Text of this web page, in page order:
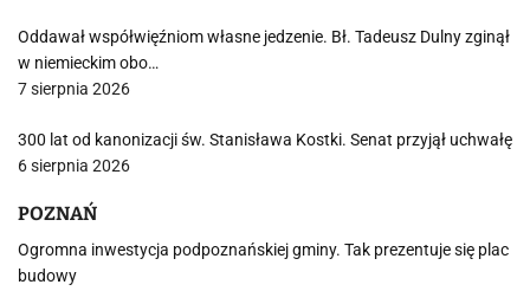
Oddawał współwięźniom własne jedzenie. Bł. Tadeusz Dulny zginął
w niemieckim obo…
7 sierpnia 2026
300 lat od kanonizacji św. Stanisława Kostki. Senat przyjął uchwałę
6 sierpnia 2026
POZNAŃ
Ogromna inwestycja podpoznańskiej gminy. Tak prezentuje się plac
budowy